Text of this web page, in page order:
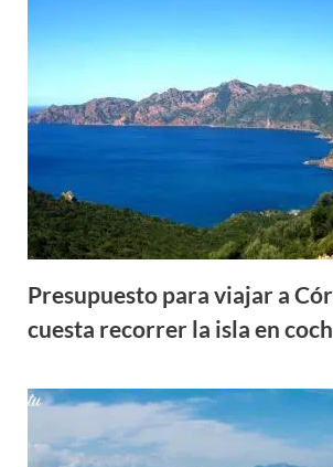
Presupuesto para viajar a
cuesta recorrer la isla en